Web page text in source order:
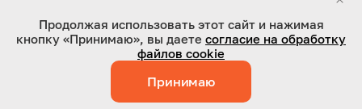
ООО "Оригинал-сервис". Все права защищены 2026
Работает на технологиях:Jaky
Продолжая использовать этот сайт и нажимая
кнопку «Принимаю», вы даете согласие на обработку
файлов cookie
Принимаю